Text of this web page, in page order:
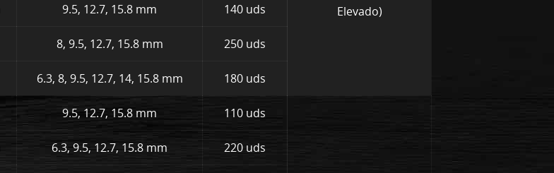
Elevado)
9.5, 12.7, 15.8 mm 140 uds
8, 9.5, 12.7, 15.8 mm 250 uds
6.3, 8, 9.5, 12.7, 14, 15.8 mm 180 uds
9.5, 12.7, 15.8 mm 110 uds
6.3, 9.5, 12.7, 15.8 mm 220 uds